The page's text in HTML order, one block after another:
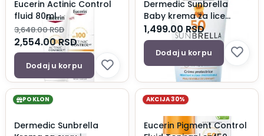
Eucerin Actinic Control
fluid 80ml
3,648.00RSD
2,554.00RSD
Dodaj u korpu
Dermedic Sunbrella
Baby krema za lice
SPF50 50ml
1,499.00RSD
Dodaj u korpu
POKLON
Dermedic Sunbrella
AKCIJA 30%
Eucerin Pigment Control